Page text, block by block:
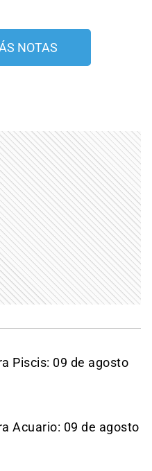
NOTAS
Piscis: 09 de agosto
Acuario: 09 de agosto